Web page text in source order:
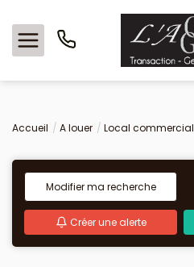
Nos offres
Locations
L'agence
Estimation
Accueil A louer Local commercial
Modifier ma recherche
Créer une alerte